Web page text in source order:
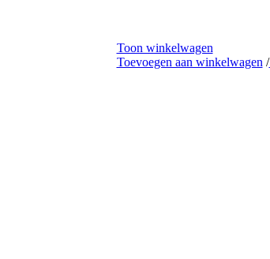
Toon winkelwagen
Toevoegen aan winkelwagen /